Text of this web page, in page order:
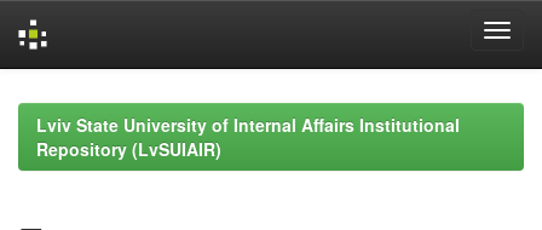
navigationLviv State University of Internal Affairs Institutional
Repository (LvSUIAIR)